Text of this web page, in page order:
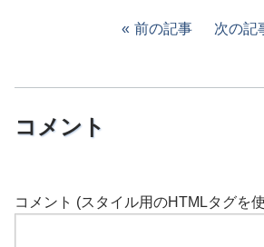
前の記事 次の記
コメント
コメント (スタイル用のHTMLタグを